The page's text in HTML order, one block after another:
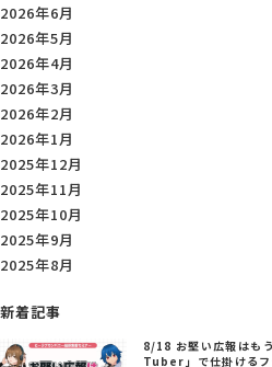
2026年6月
2026年5月
2026年4月
2026年3月
2026年2月
2026年1月
2025年12月
2025年11月
2025年10月
2025年9月
2025年8月
新着記事
8/18 お堅い広報はも
Tuber」で仕掛けるフ